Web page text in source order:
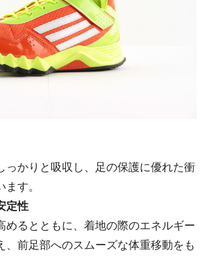
っかりと吸収し、足の保護に優れた衝
す。
定性
めるとともに、着地の際のエネルギー
、前足部へのスムーズな体重移動をも